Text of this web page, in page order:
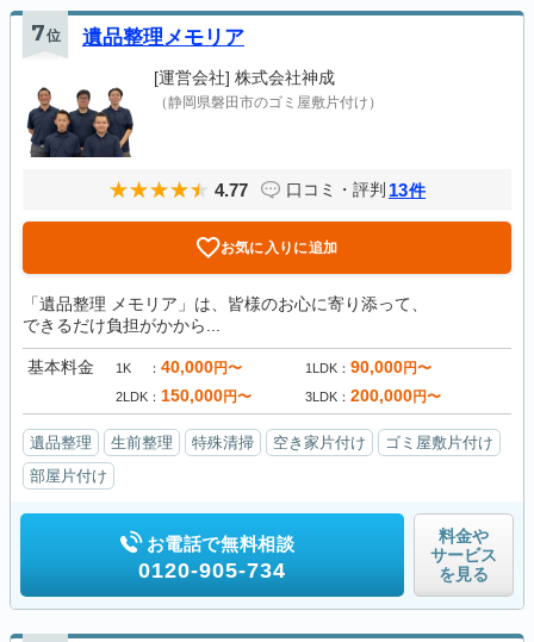
7位 遺品整理メモリア
[運営会社] 株式会社神成
（静岡県磐田市のゴミ屋敷片付け）
4.77 口コミ・評判 13件
お気に入りに追加
「遺品整理 メモリア」は、皆様のお心に寄り添って、
できるだけ負担がかから...
基本料金 1K 40,000円〜 1LDK 90,000円〜
2LDK 150,000円〜 3LDK 200,000円〜
遺品整理 生前整理 特殊清掃 空き家片付け
ゴミ屋敷片付け
部屋片付け
お電話で無料相談
0120-905-734
料金や
サービス
を見る